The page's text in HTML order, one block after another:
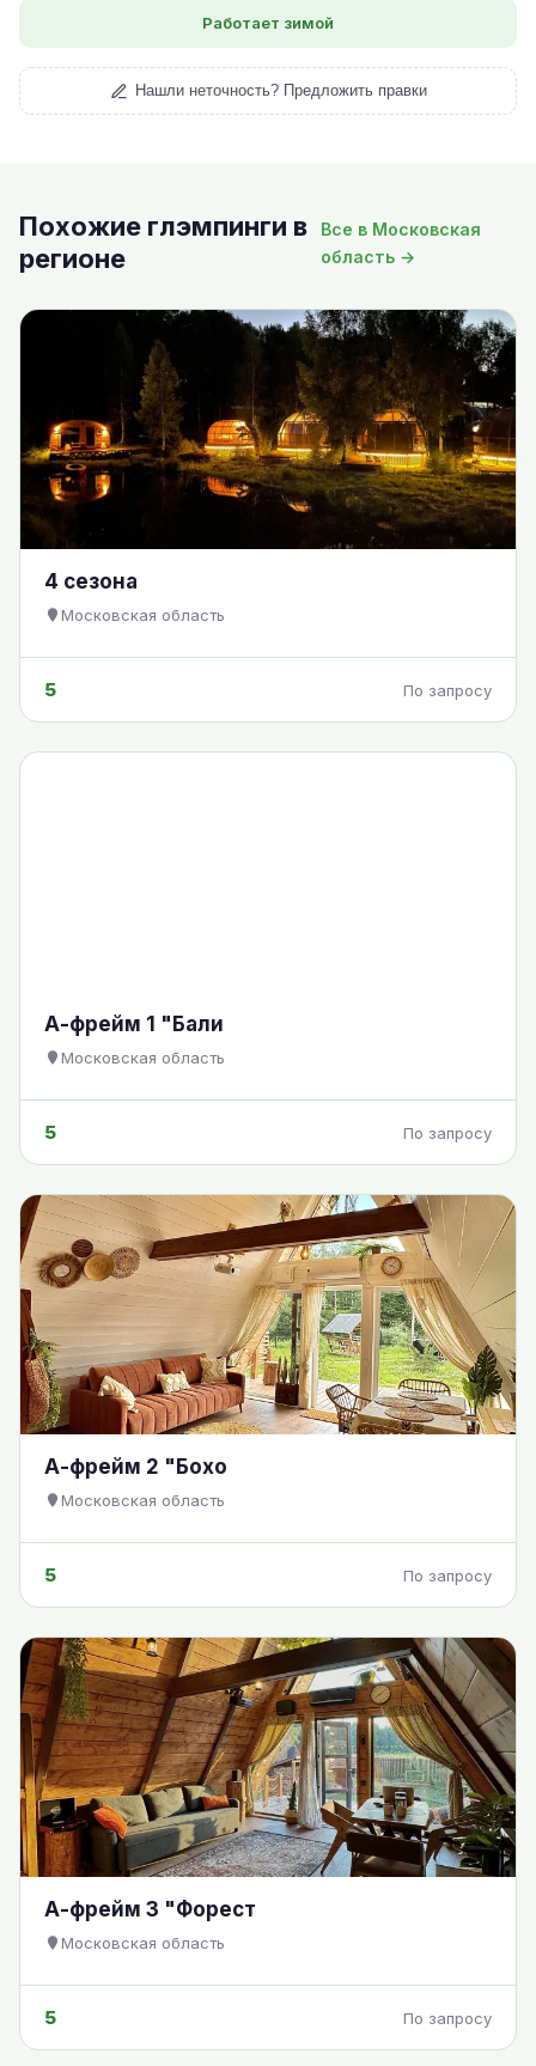
Работает зимой
Нашли неточность? Предложить правки
Похожие глэмпинги в
регионе
Все в Московская
область →
4 сезона
Московская область
5 По запросу
А-фрейм 1 "Бали
Московская область
5 По запросу
А-фрейм 2 "Бохо
Московская область
5 По запросу
А-фрейм 3 "Форест
Московская область
5 По запросу